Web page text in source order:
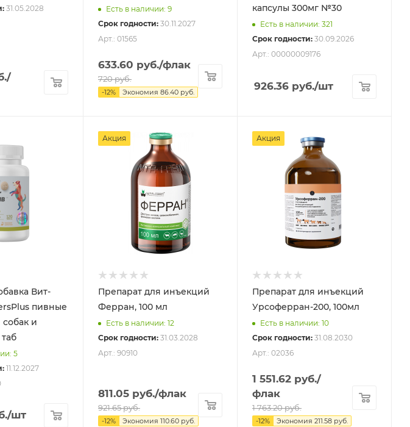
31.05.2028
/
Есть в наличии: 9
Срок годности: 30.11.2027
Арт.: 01565
633.60 руб./флак
720руб.
-12% Экономия 86.40 руб.
капсулы 300мг №30
Есть в наличии: 321
Срок годности: 30.09.2026
Арт.: 00000009176
926.36 руб./шт
Вит-
пивные
и
5
11.12.2027
/шт
Акция
Препарат для инъекций
Ферран, 100 мл
Есть в наличии: 12
Срок годности: 31.03.2028
Арт.: 90910
811.05 руб./флак
921.65руб.
-12% Экономия 110.60 руб.
Акция
Препарат для инъекций
Урсоферран-200, 100мл
Есть в наличии: 10
Срок годности: 31.08.2030
Арт.: 02036
1 551.62 руб./
флак
1 763.20руб.
-12% Экономия 211.58 руб.